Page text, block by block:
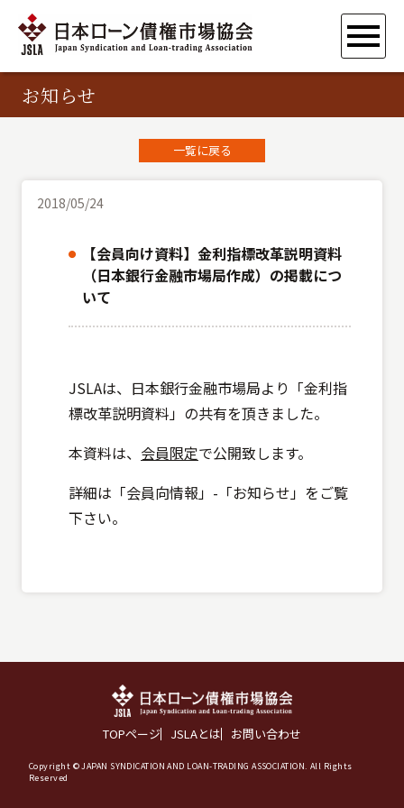
お知らせ
一覧に戻る
2018/05/24
【会員向け資料】金利指標改革説明資料
（日本銀行金融市場局作成）の掲載につ
いて
JSLAは、日本銀行金融市場局より「金利指
標改革説明資料」の共有を頂きました。
本資料は、 会員限定で公開致します。
詳細は「会員向情報」-「お知らせ」をご覧
下さい。
TOPページ JSLAとは お問い合わせ
Copyright © JAPAN SYNDICATION AND LOAN-TRADING ASSOCIATION. All Rights
Reserved